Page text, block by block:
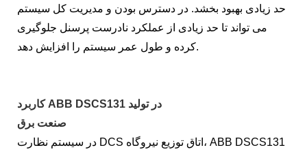
حد زیادی بهبود بخشد. در دسترس بودن و مدیریت کل سیستم
می تواند تا حد زیادی از عملکرد نادرست پرسنل جلوگیری
کرده و طول عمر سیستم را افزایش دهد.
کاربرد ABB DSCS131 در تولید
صنعت برق
در سیستم نظارت DCS اتاق توزیع نیروگاه، ABB DSCS131